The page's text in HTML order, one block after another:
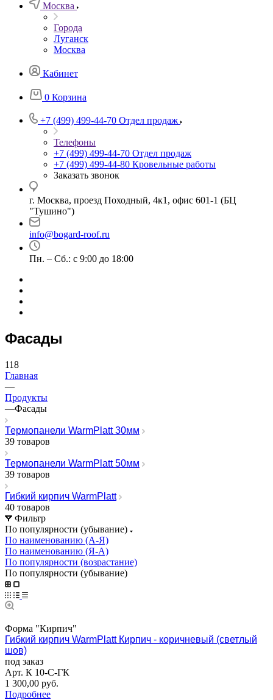
Москва
Города
Луганск
Москва
Кабинет
0 Корзина
+7 (499) 499-44-70 Отдел продаж
Телефоны
+7 (499) 499-44-70 Отдел продаж
+7 (499) 499-44-80 Кровельные работы
Заказать звонок
г. Москва, проезд Походный, 4к1, офис 601-1 (БЦ
"Тушино")
info@bogard-roof.ru
Пн. – Сб.: с 9:00 до 18:00
Фасады
118
Главная
—
Продукты
—Фасады
Термопанели WarmPlatt 30мм
39 товаров
Термопанели WarmPlatt 50мм
39 товаров
Гибкий кирпич WarmPlatt
40 товаров
Фильтр
По популярности (убывание)
По наименованию (А-Я)
По наименованию (Я-А)
По популярности (возрастание)
По популярности (убывание)
Форма "Кирпич"
Гибкий кирпич WarmPlatt Кирпич - коричневый (светлый
шов)
под заказ
Арт. К 10-С-ГК
1 300,00 руб.
Подробнее